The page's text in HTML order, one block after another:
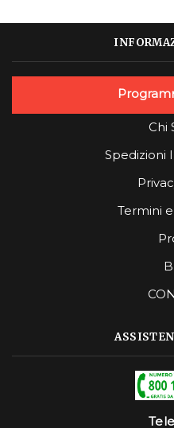
Chi
Spedizioni
Termini